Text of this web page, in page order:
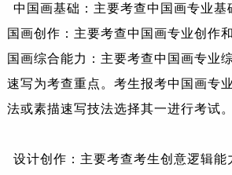
中国画基础：主要考查中国画专业基
国画创作：主要考查中国画专业创作
国画综合能力：主要考查中国画专业
速写为考查重点。考生报考中国画专
法或素描速写技法选择其一进行考试。
设计创作：主要考查考生创意逻辑能